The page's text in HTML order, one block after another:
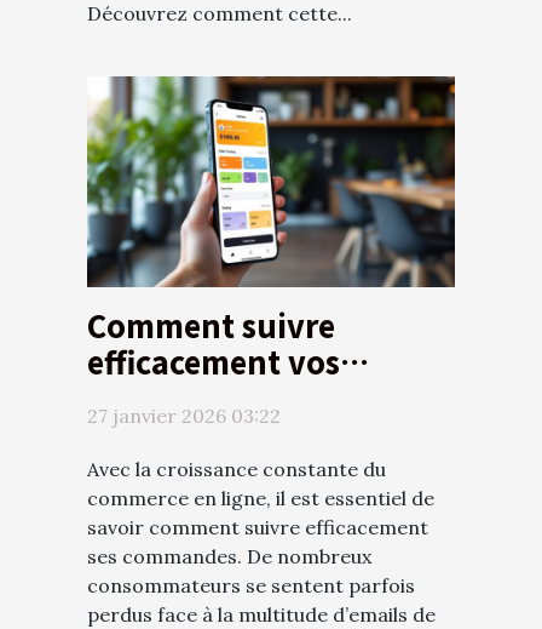
Découvrez comment cette...
Comment suivre
efficacement vos
27 janvier 2026 03:22
Avec la croissance constante du
commerce en ligne, il est essentiel de
savoir comment suivre efficacement
ses commandes. De nombreux
consommateurs se sentent parfois
perdus face à la multitude d’emails de